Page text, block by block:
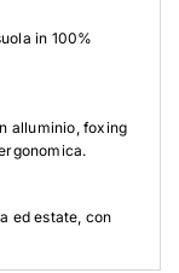
in 100%
alluminio, foxing
ed estate, con